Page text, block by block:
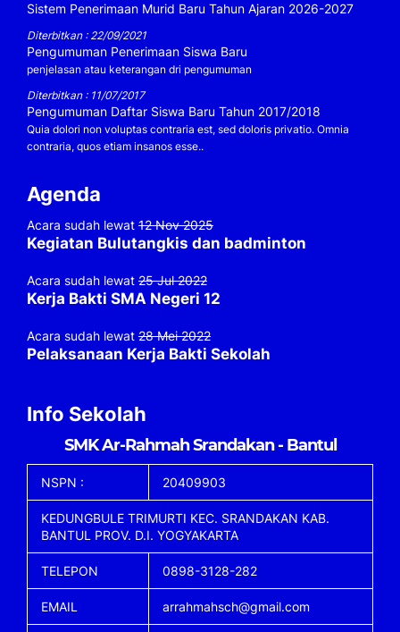
Sistem Penerimaan Murid Baru Tahun Ajaran 2026-2027
Diterbitkan : 22/09/2021
Pengumuman Penerimaan Siswa Baru
penjelasan atau keterangan dri pengumuman
Diterbitkan : 11/07/2017
Pengumuman Daftar Siswa Baru Tahun 2017/2018
Quia dolori non voluptas contraria est, sed doloris privatio. Omnia
contraria, quos etiam insanos esse..
Agenda
Acara sudah lewat 12 Nov 2025
Kegiatan Bulutangkis dan badminton
Acara sudah lewat 25 Jul 2022
Kerja Bakti SMA Negeri 12
Acara sudah lewat 28 Mei 2022
Pelaksanaan Kerja Bakti Sekolah
Info Sekolah
SMK Ar-Rahmah Srandakan - Bantul
NSPN : 20409903
KEDUNGBULE TRIMURTI KEC. SRANDAKAN KAB.
BANTUL PROV. D.I. YOGYAKARTA
TELEPON 0898-3128-282
EMAIL arrahmahsch@gmail.com